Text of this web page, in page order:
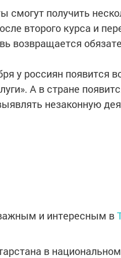
смогут получить
второго курса и
возвращается
у россиян
А в стране
незаконную
и интересным в
в